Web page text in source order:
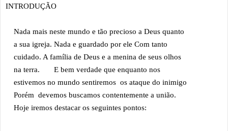
INTRODUÇÃO
Nada mais neste mundo e tão precioso a Deus quanto
a sua igreja. Nada e guardado por ele Com tanto
cuidado. A família de Deus e a menina de seus olhos
na terra. E bem verdade que enquanto nos
estivemos no mundo sentiremos os ataque do inimigo
Porém devemos buscamos contentemente a união.
Hoje iremos destacar os seguintes pontos: